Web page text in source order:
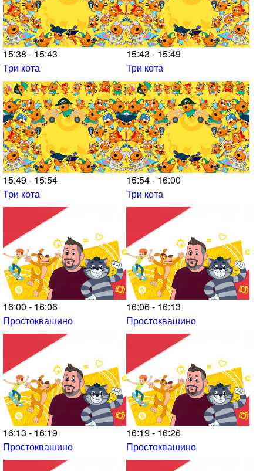
15:38 - 15:43
Три кота
15:43 - 15:49
Три кота
15:49 - 15:54
Три кота
15:54 - 16:00
Три кота
16:00 - 16:06
Простоквашино
16:06 - 16:13
Простоквашино
16:13 - 16:19
Простоквашино
16:19 - 16:26
Простоквашино